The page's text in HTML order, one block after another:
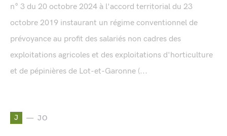
n° 3 du 20 octobre 2024 à l'accord territorial du 23
octobre 2019 instaurant un régime conventionnel de
prévoyance au profit des salariés non cadres des
exploitations agricoles et des exploitations d'horticulture
et de pépinières de Lot-et-Garonne (...
J JO